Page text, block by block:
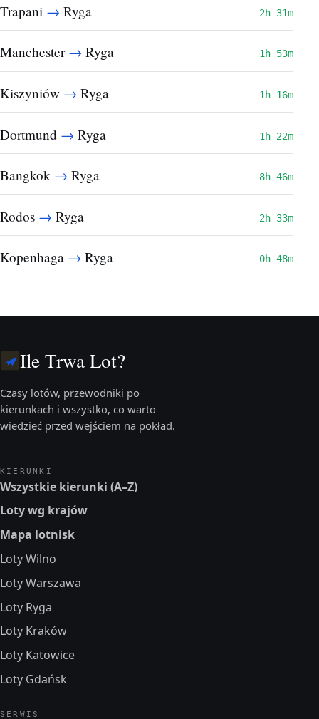
Trapani → Ryga 2h 31m
Manchester → Ryga 1h 53m
Kiszyniów → Ryga 1h 16m
Dortmund → Ryga 1h 22m
Bangkok → Ryga 8h 46m
Rodos → Ryga 2h 33m
Kopenhaga → Ryga 0h 48m
Ile Trwa Lot?
Czasy lotów, przewodniki po
kierunkach i wszystko, co warto
wiedzieć przed wejściem na pokład.
KIERUNKI
Wszystkie kierunki (A–Z)
Loty wg krajów
Mapa lotnisk
Loty Wilno
Loty Warszawa
Loty Ryga
Loty Kraków
Loty Katowice
Loty Gdańsk
SERWIS